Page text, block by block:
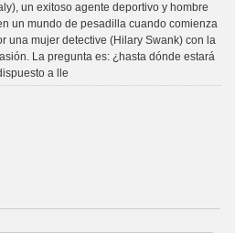
un exitoso agente deportivo y hombre
un mundo de pesadilla cuando comienza
una mujer detective (Hilary Swank) con la
La pregunta es: ¿hasta dónde estará
a lle